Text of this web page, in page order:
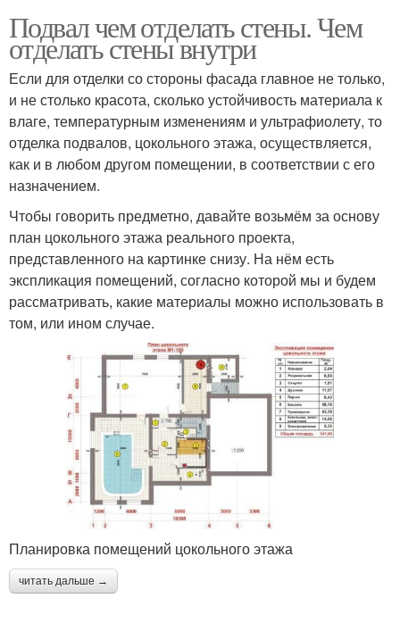
Подвал чем отделать стены. Чем
отделать стены внутри
Если для отделки со стороны фасада главное не только,
и не столько красота, сколько устойчивость материала к
влаге, температурным изменениям и ультрафиолету, то
отделка подвалов, цокольного этажа, осуществляется,
как и в любом другом помещении, в соответствии с его
назначением.
Чтобы говорить предметно, давайте возьмём за основу
план цокольного этажа реального проекта,
представленного на картинке снизу. На нём есть
экспликация помещений, согласно которой мы и будем
рассматривать, какие материалы можно использовать в
том, или ином случае.
Планировка помещений цокольного этажа
читать дальше →